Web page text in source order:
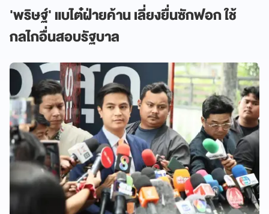
'พริษฐ์' แบไต๋ฝ่ายค้าน เลี่ยงยื่นซักฟอก ใช้
กลไกอื่นสอบรัฐบาล